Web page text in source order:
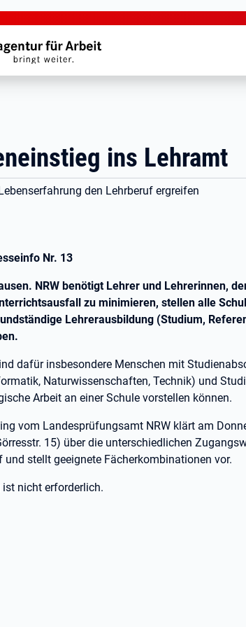
ins Lehramt
den Lehrberuf ergreifen
Nr. 13
NRW benötigt Lehrer und Lehrerinnen,
zu minimieren, stellen alle
Lehrerausbildung (Studium,
dafür insbesondere Menschen mit
Naturwissenschaften, Technik) und
Arbeit an einer Schule vorstellen können.
vom Landesprüfungsamt NRW klärt am
15) über die unterschiedlichen
stellt geeignete Fächerkombinationen vor.
ist nicht erforderlich.